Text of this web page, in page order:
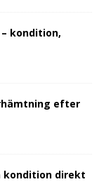
kondition,
efter
direkt